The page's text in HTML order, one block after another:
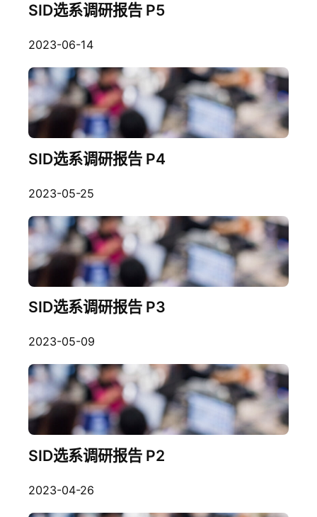
SID选系调研报告 P5
2023-06-14
SID选系调研报告 P4
2023-05-25
SID选系调研报告 P3
2023-05-09
SID选系调研报告 P2
2023-04-26